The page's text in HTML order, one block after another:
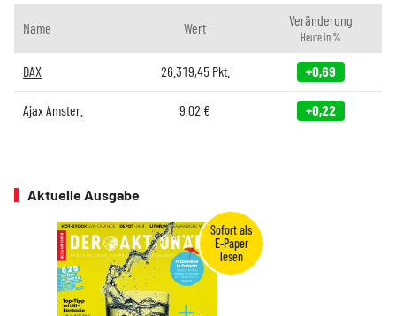
Name Wert Veränderung
Heute in %
DAX 26.319,45Pkt. +0,69
Ajax Amster. 9,02 € +0,22
Aktuelle Ausgabe